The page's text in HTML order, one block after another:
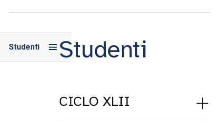
Studenti Studenti
CICLO XLII